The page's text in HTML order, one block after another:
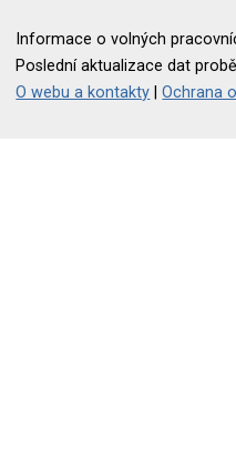
Informace o volných
Poslední aktualizace dat
O webu a kontakty |Ochrana